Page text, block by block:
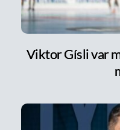
Viktor Gísli var